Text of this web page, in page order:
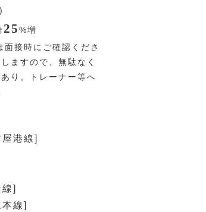
25%増
接時にご確認くださ
ますので、無駄なく
り。トレーナー等へ
港線]
]
線]